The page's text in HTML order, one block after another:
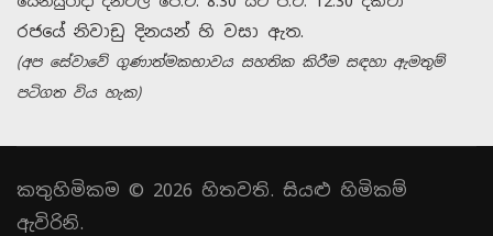
රජයේ නිවාඩු දිනයන් හි වසා ඇත.
(අප සේවාවේ ගුණාත්මකභාවය සහතික කිරීම සඳහා ඇමතුම්
පටිගත විය හැක)
කතුහිමිකම © 2026 හිතවති. සියළු හිමිකම්
ඇවිරිනි.